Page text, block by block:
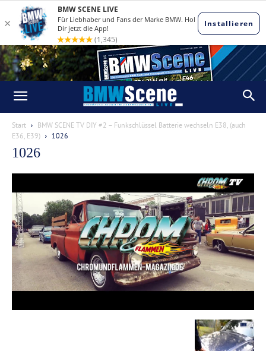
Start
BMW SCENE TV DIY #2 – Funkschlüssel Batterie wechseln E38, (auch
E36, E39)
1026
1026